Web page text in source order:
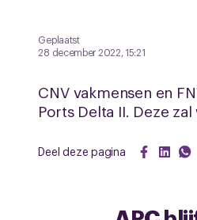
Geplaatst
28 december 2022, 15:21
CNV vakmensen en
Ports Delta II. Deze
Deel deze pagina